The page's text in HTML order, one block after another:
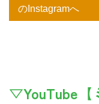
のInstagramへ
▽YouTube【